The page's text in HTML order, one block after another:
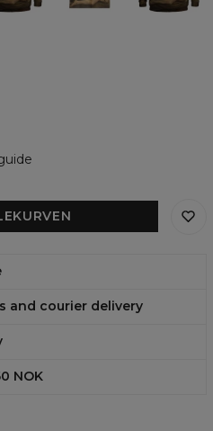
Adolphe
and courier delivery
NOK